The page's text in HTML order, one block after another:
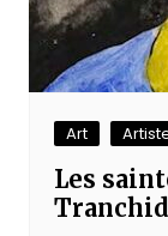
Art
Les